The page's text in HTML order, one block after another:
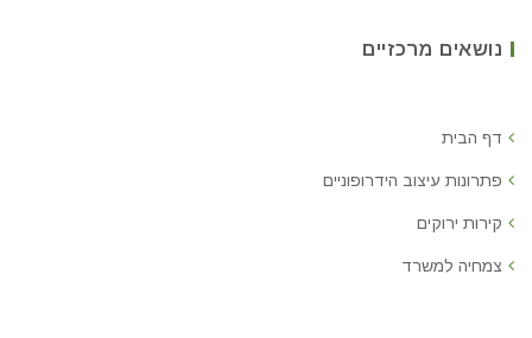
נושאים מרכזיים
דף הבית
פתרונות עיצוב הידרופוניים
קירות ירוקים
צמחיה למשרד